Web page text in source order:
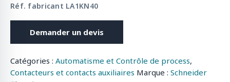
Réf. fabricant LA1KN40
Demander un devis
Catégories : Automatisme et Contrôle de process,
Contacteurs et contacts auxiliaires Marque : Schneider